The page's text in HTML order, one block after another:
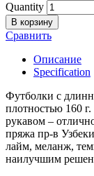
Quantity
В корзину
Сравнить
Описание
Specification
Футболки с
плотностью 160
рукавом –
пряжа пр-в
лайм, меланж,
наилучшим